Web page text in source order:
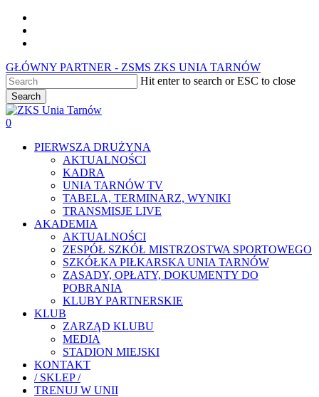
Skip
main
GŁÓWNY PARTNER - ZSMS ZKS UNIA TARNÓW
Hit enter to search or ESC to close
Search
Close
Search
0
PIERWSZA DRUŻYNA
AKTUALNOŚCI
KADRA
UNIA TARNÓW TV
TABELA, TERMINARZ, WYNIKI
TRANSMISJE LIVE
AKADEMIA
AKTUALNOŚCI
ZESPÓŁ SZKÓŁ MISTRZOSTWA SPORTOWEGO
SZKÓŁKA PIŁKARSKA UNIA TARNÓW
ZASADY, OPŁATY, DOKUMENTY DO
POBRANIA
KLUBY PARTNERSKIE
KLUB
ZARZĄD KLUBU
MEDIA
STADION MIEJSKI
KONTAKT
/ SKLEP /
TRENUJ W UNII